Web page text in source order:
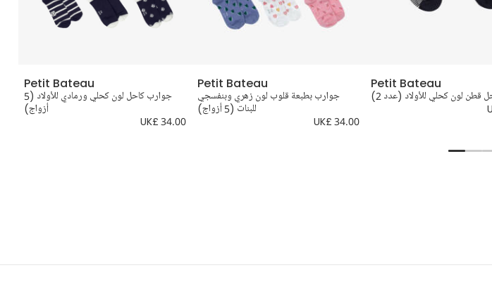
Petit Bateau
جوارب كاحل لون كحلي ورمادي للأولاد (5
أزواج)
UK£ 34.00
Petit Bateau
جوارب بطبعة قلوب لون زهري وبنفسجي
للبنات (5 أزواج)
UK£ 34.00
Petit Bateau
قطن لون كحلي للأولاد (عدد 2)